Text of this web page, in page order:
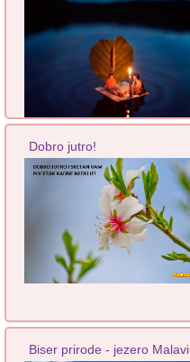
Dobro jutro!
Biser prirode - jezero Malavi